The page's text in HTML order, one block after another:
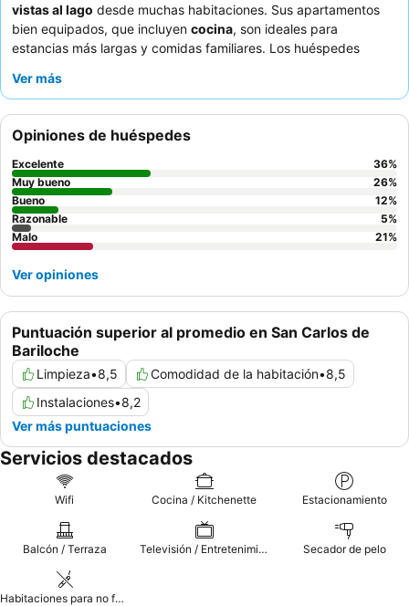
vistas al lago desde muchas habitaciones. Sus apartamentos
bien equipados, que incluyen cocina, son ideales para
estancias más largas y comidas familiares. Los huéspedes
el desayuno a menudo se describe como básico, algunas
experiencia más tranquila, los huéspedes deben solicitar una
habitación con vistas al jardín.
Ver más
Puntuación superior al promedio en San Carlos de
Bariloche
Limpieza•8,5 Comodidad de la habitación•8,5
Instalaciones•8,2
Ver más puntuaciones
Opiniones de huéspedes
Excelente 36%
Muy bueno
26%
Bueno
12%
Razonable
5%
Malo
21%
Ver opiniones
Servicios destacados
Wifi Cocina / Kitchenette Estacionamiento
Balcón / Terraza Televisión / Entretenimiento Secador de pelo
Habitaciones para no fumadores